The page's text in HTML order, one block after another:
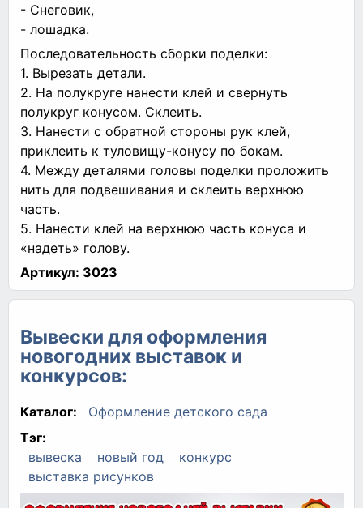
- Снеговик,
- лошадка.
Последовательность сборки поделки:
1. Вырезать детали.
2. На полукруге нанести клей и свернуть
полукруг конусом. Склеить.
3. Нанести с обратной стороны рук клей,
приклеить к туловищу-конусу по бокам.
4. Между деталями головы поделки проложить
нить для подвешивания и склеить верхнюю
часть.
5. Нанести клей на верхнюю часть конуса и
«надеть» голову.
Артикул: 3023
Вывески для оформления
новогодних выставок и
конкурсов:
Каталог:
Оформление детского сада
Тэг:
вывеска
новый год
конкурс
выставка рисунков